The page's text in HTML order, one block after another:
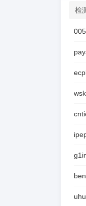
检